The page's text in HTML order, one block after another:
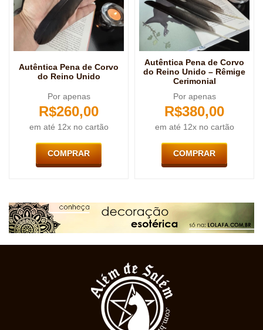
Autêntica Pena de Corvo
do Reino Unido
Por apenas
R$260,00
em até 12x no cartão
COMPRAR
Autêntica Pena de Corvo
do Reino Unido – Rêmige
Cerimonial
Por apenas
R$380,00
em até 12x no cartão
COMPRAR